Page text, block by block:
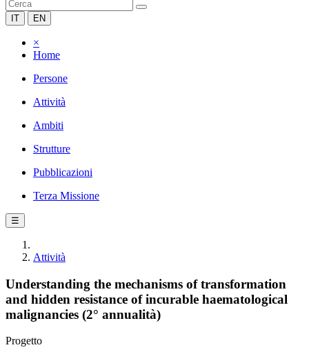
IT EN
×
Home
Persone
Attività
Ambiti
Strutture
Pubblicazioni
Terza Missione
☰
Attività
Understanding the mechanisms of transformation
and hidden resistance of incurable haematological
malignancies (2° annualità)
Progetto